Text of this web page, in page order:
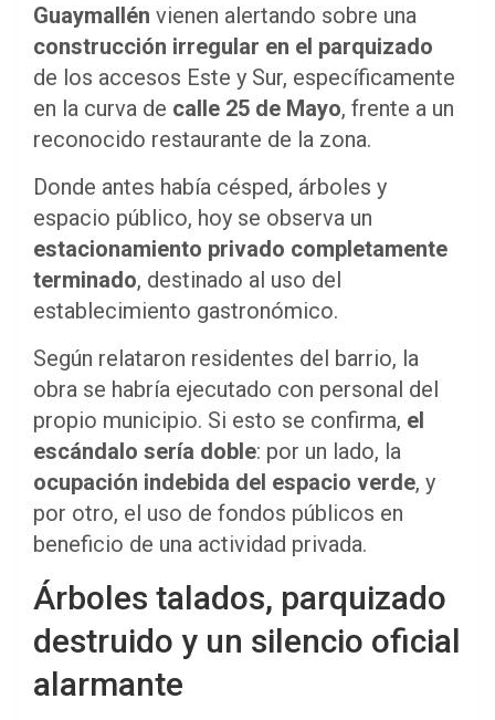
Guaymallén vienen alertando sobre una
construcción irregular en el parquizado
de los accesos Este y Sur, específicamente
en la curva de calle 25 de Mayo, frente a un
reconocido restaurante de la zona.
Donde antes había césped, árboles y
espacio público, hoy se observa un
estacionamiento privado completamente
terminado, destinado al uso del
establecimiento gastronómico.
Según relataron residentes del barrio, la
obra se habría ejecutado con personal del
propio municipio. Si esto se confirma, el
escándalo sería doble: por un lado, la
ocupación indebida del espacio verde, y
por otro, el uso de fondos públicos en
beneficio de una actividad privada.
Árboles talados, parquizado
destruido y un silencio oficial
alarmante